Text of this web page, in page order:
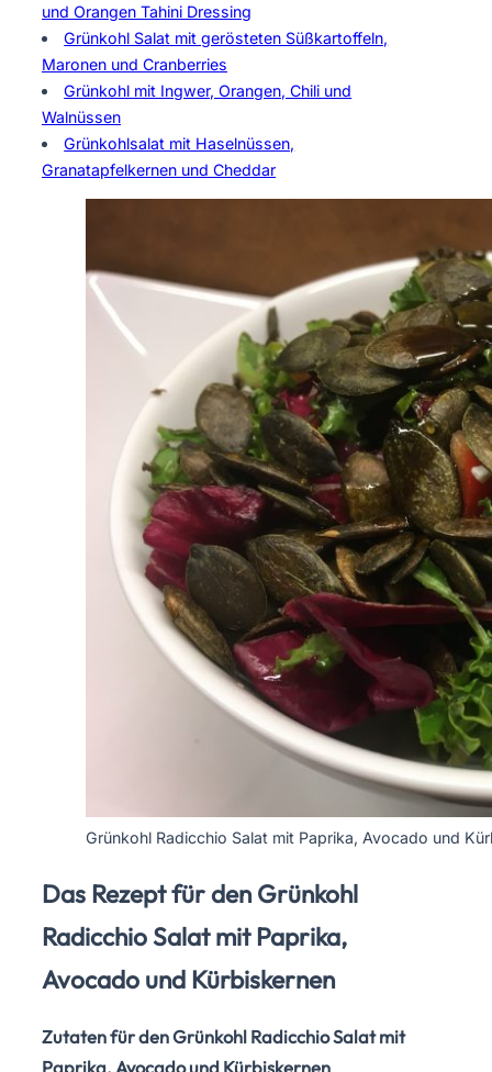
und Orangen Tahini Dressing
Grünkohl Salat mit gerösteten Süßkartoffeln,
Maronen und Cranberries
Grünkohl mit Ingwer, Orangen, Chili und
Walnüssen
Grünkohlsalat mit Haselnüssen,
Granatapfelkernen und Cheddar
Grünkohl Radicchio Salat mit Paprika, Avocado und
Das Rezept für den Grünkohl
Radicchio Salat mit Paprika,
Avocado und Kürbiskernen
Zutaten für den Grünkohl Radicchio Salat mit
Paprika, Avocado und Kürbiskernen